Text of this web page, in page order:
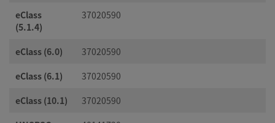
eClass
(5.1.4)
37020590
eClass (6.0)
37020590
eClass (6.1)
37020590
eClass (10.1)
37020590